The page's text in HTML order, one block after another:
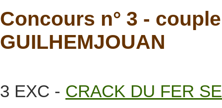
Concours n° 3 -
GUILHEMJOUAN
3 EXC - CRACK DU FER